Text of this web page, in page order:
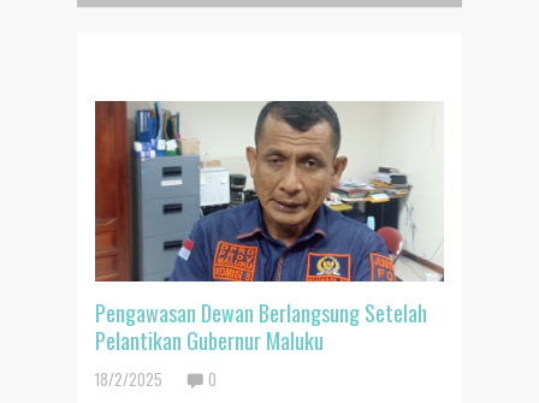
Pengawasan Dewan Berlangsung Setelah
Pelantikan Gubernur Maluku
18/2/2025 0